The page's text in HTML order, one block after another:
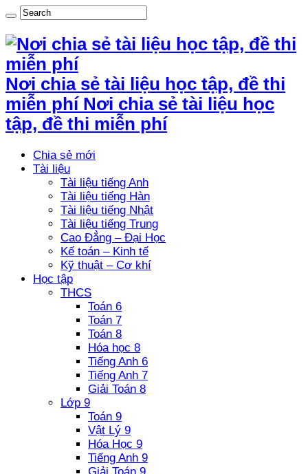
Nơi chia sẻ tài liệu học tập, đề thi
miễn phí Nơi chia sẻ tài liệu học
tập, đề thi miễn phí
Chia sẻ mới
Tài liệu
Tài liệu tiếng Anh
Tài liệu tiếng Hàn
Tài liệu tiếng Nhật
Tài liệu tiếng Trung
Cao Đẳng – Đại Học
Kế toán – Kinh tế
Kỹ thuật – Cơ khí
Học tập
THCS
Toán 6
Toán 7
Toán 8
Hóa học 8
Tiếng Anh 6
Tiếng Anh 7
Giải Toán 8
Lớp 9
Toán 9
Vật Lý 9
Hóa Học 9
Tiếng Anh 9